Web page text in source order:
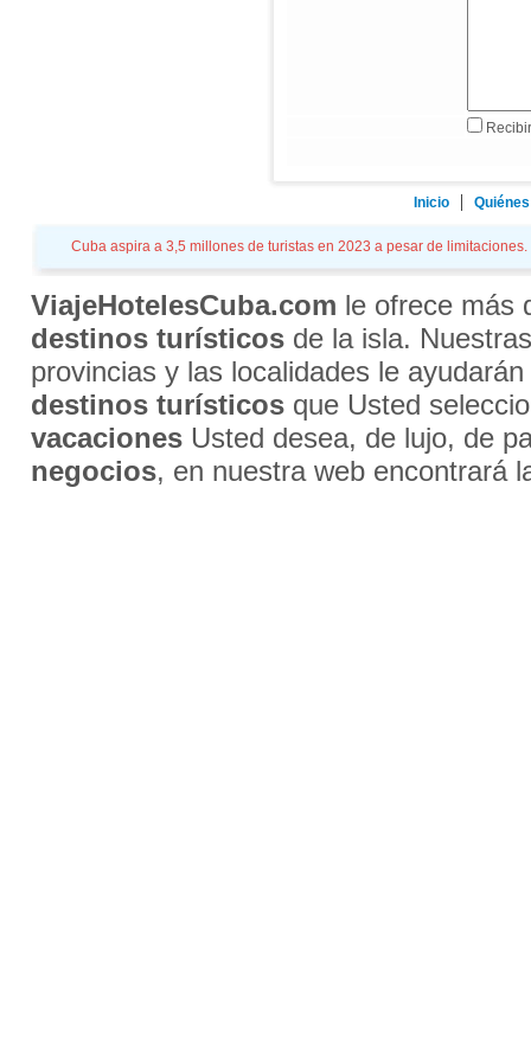
Inicio
Cuba aspira a 3,5 millones de turistas en 2023 a pesar de
ViajeHotelesCuba.com le ofrece más
destinos turísticosde la isla.
provincias y las localidades le
destinos turísticosque Usted
vacacionesUsted desea, de lujo, de
negocios, en nuestra web encontrará